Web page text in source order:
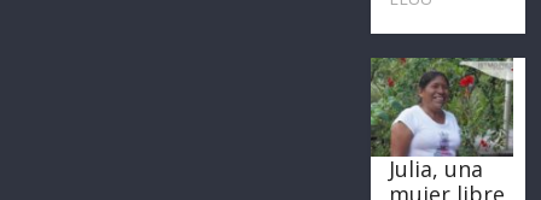
Julia, una
mujer libre